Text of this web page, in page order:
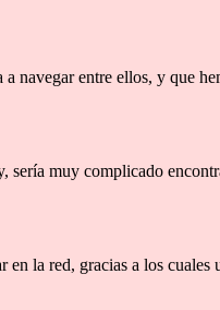
navegar entre ellos, y que
muy complicado
la red, gracias a los cuales